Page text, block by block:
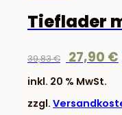
Tieflader
39,83€
war:
39,83 €
27,90 €
inkl. 20 % MwSt.
zzgl.